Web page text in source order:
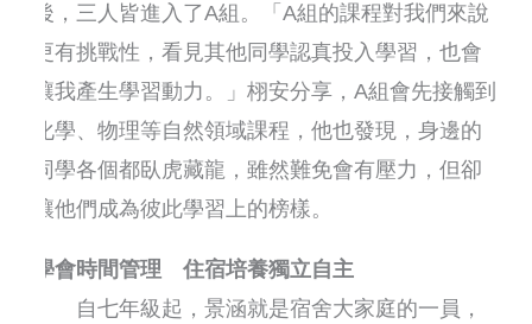
後，三人皆進入了A組。「A組的課程對我們來說
更有挑戰性，看見其他同學認真投入學習，也會
讓我產生學習動力。」栩安分享，A組會先接觸到
化學、物理等自然領域課程，他也發現，身邊的
同學各個都臥虎藏龍，雖然難免會有壓力，但卻
讓他們成為彼此學習上的榜樣。
學會時間管理 住宿培養獨立自主
自七年級起，景涵就是宿舍大家庭的一員，